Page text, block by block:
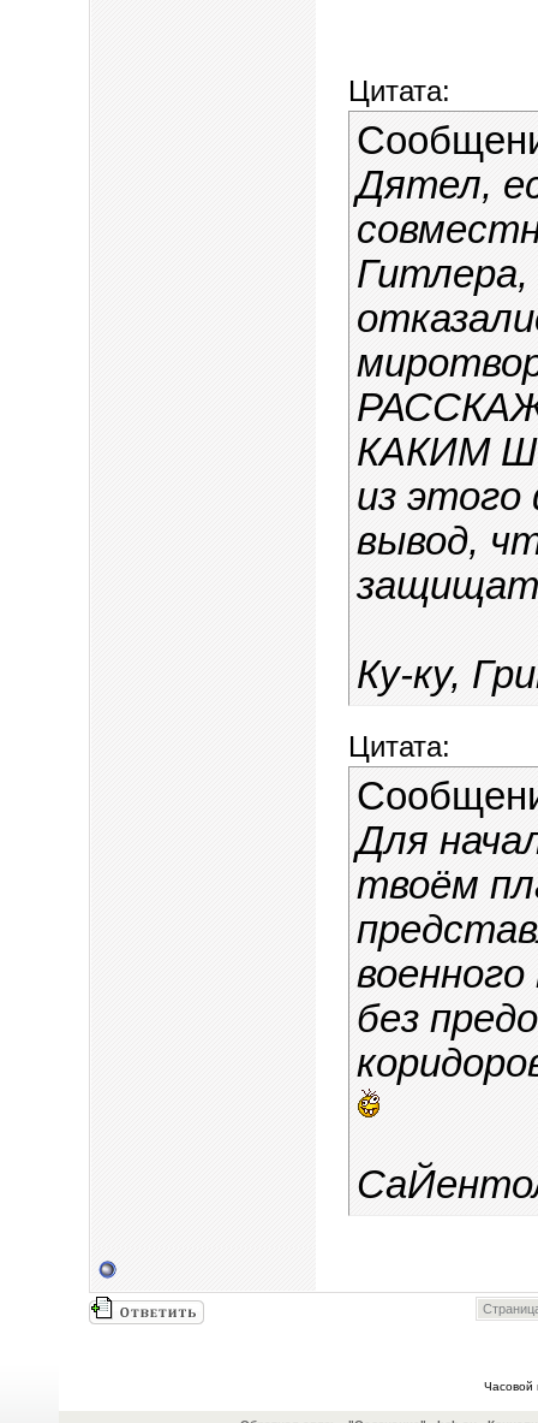
Цитата:
Дятел,
КАКИМ
из
вывод,
Ку-ку,
Цитата:
Для
твоём
без
Часовой